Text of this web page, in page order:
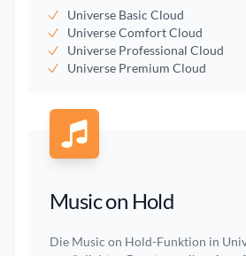
Universe Basic Cloud
Universe Comfort Cloud
Universe Professional Cloud
Universe Premium Cloud
Music on Hold
Die Music on Hold-Funktion in